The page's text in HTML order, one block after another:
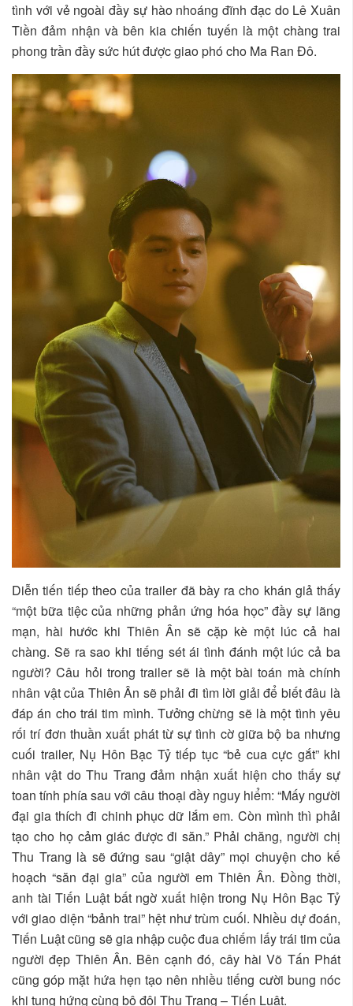
tình với vẻ ngoài đầy sự hào nhoáng đĩnh đạc do Lê Xuân
Tiền đảm nhận và bên kia chiến tuyến là một chàng trai
phong trần đầy sức hút được giao phó cho Ma Ran Đô.
Diễn tiến tiếp theo của trailer đã bày ra cho khán giả thấy
“một bữa tiệc của những phản ứng hóa học” đầy sự lãng
mạn, hài hước khi Thiên Ân sẽ cặp kè một lúc cả hai
chàng. Sẽ ra sao khi tiếng sét ái tình đánh một lúc cả ba
người? Câu hỏi trong trailer sẽ là một bài toán mà chính
nhân vật của Thiên Ân sẽ phải đi tìm lời giải để biết đâu là
đáp án cho trái tim mình. Tưởng chừng sẽ là một tình yêu
rối trí đơn thuần xuất phát từ sự tình cờ giữa bộ ba nhưng
cuối trailer, Nụ Hôn Bạc Tỷ tiếp tục “bẻ cua cực gắt” khi
nhân vật do Thu Trang đảm nhận xuất hiện cho thấy sự
toan tính phía sau với câu thoại đầy nguy hiểm: “Mấy người
đại gia thích đi chinh phục dữ lắm em. Còn mình thì phải
tạo cho họ cảm giác được đi săn.” Phải chăng, người chị
Thu Trang là sẽ đứng sau “giật dây” mọi chuyện cho kế
hoạch “săn đại gia” của người em Thiên Ân. Đồng thời,
anh tài Tiến Luật bất ngờ xuất hiện trong Nụ Hôn Bạc Tỷ
với giao diện “bảnh trai” hệt như trùm cuối. Nhiều dự đoán,
Tiến Luật cũng sẽ gia nhập cuộc đua chiếm lấy trái tim của
người đẹp Thiên Ân. Bên cạnh đó, cây hài Võ Tấn Phát
cũng góp mặt hứa hẹn tạo nên nhiều tiếng cười bung nóc
khi tung hứng cùng bộ đôi Thu Trang – Tiến Luật.